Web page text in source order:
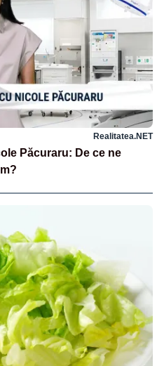
Realitatea.NET
Păcuraru: De ce ne